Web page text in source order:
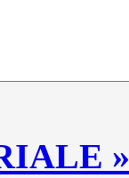
»